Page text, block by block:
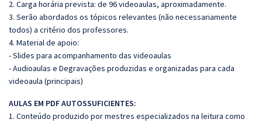
2. Carga horária prevista: de 96 videoaulas, aproximadamente.
3. Serão abordados os tópicos relevantes (não necessariamente
todos) a critério dos professores.
4. Material de apoio:
- Slides para acompanhamento das videoaulas
- Audioaulas e Degravações produzidas e organizadas para cada
videoaula (principais)
AULAS EM PDF AUTOSSUFICIENTES:
1. Conteúdo produzido por mestres especializados na leitura como